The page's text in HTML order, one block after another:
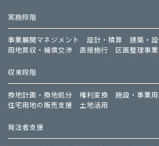
実施段階
事業展開マネジメント 設計・積算 建築・
用地買収・補償交渉
直接施行 区画整理事
収束段階
換地計画・換地処分 権利変換
施設・事業
住宅用地の販売支援
土地活用
発注者支援